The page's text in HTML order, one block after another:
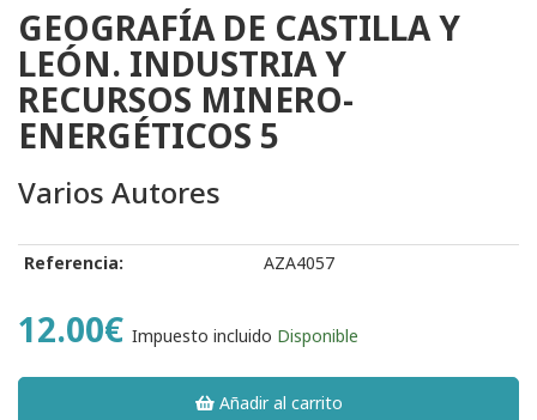
GEOGRAFÍA DE CASTILLA Y
LEÓN. INDUSTRIA Y
RECURSOS MINERO-
ENERGÉTICOS 5
Varios Autores
Referencia: AZA4057
12.00€ Impuesto incluido Disponible
Añadir al carrito